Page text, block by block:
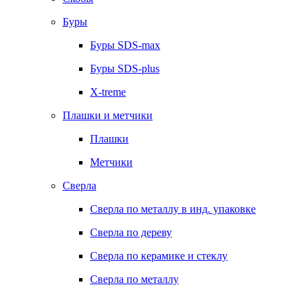
Буры
Буры SDS-max
Буры SDS-plus
X-treme
Плашки и метчики
Плашки
Метчики
Сверла
Сверла по металлу в инд. упаковке
Сверла по дереву
Сверла по керамике и стеклу
Сверла по металлу